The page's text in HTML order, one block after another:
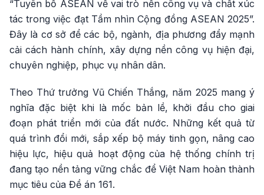
“Tuyên bố ASEAN về vai trò nền công vụ và chất xúc
tác trong việc đạt Tầm nhìn Cộng đồng ASEAN 2025”.
Đây là cơ sở để các bộ, ngành, địa phương đẩy mạnh
cải cách hành chính, xây dựng nền công vụ hiện đại,
chuyên nghiệp, phục vụ nhân dân.
Theo Thứ trưởng Vũ Chiến Thắng, năm 2025 mang ý
nghĩa đặc biệt khi là mốc bản lề, khởi đầu cho giai
đoạn phát triển mới của đất nước. Những kết quả từ
quá trình đổi mới, sắp xếp bộ máy tinh gọn, nâng cao
hiệu lực, hiệu quả hoạt động của hệ thống chính trị
đang tạo nền tảng vững chắc để Việt Nam hoàn thành
mục tiêu của Đề án 161.